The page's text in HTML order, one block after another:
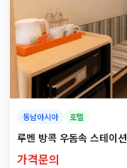
동남아시아 호텔
루멘 방콕 우돔속 스테이션
가격문의